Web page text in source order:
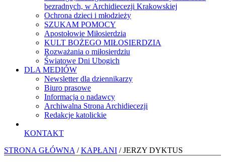
bezradnych, w Archidiecezji Krakowskiej
Ochrona dzieci i młodzieży
SZUKAM POMOCY
Apostołowie Miłosierdzia
KULT BOŻEGO MIŁOSIERDZIA
Rozważania o miłosierdziu
Światowe Dni Ubogich
DLA MEDIÓW
Newsletter dla dziennikarzy
Biuro prasowe
Informacja o nadawcy
Archiwalna Strona Archidiecezji
Redakcje katolickie
KONTAKT
STRONA GŁÓWNA /KAPŁANI / JERZY DYKTUS